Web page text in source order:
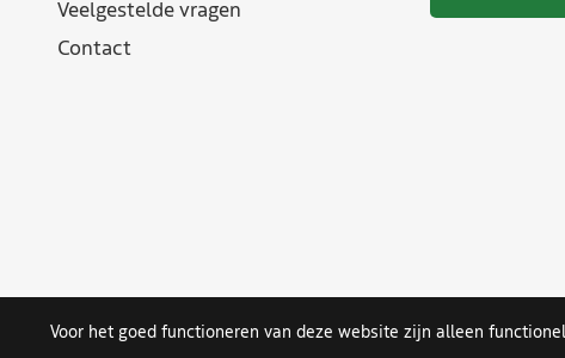
Veelgestelde vragen
Contact
Voor het goed functioneren van deze website zijn alleen